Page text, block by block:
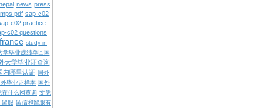
news press
pdf sap-c02
c02 practice
c02 questions
study in
学毕业成绩单回国
大学毕业证查询
内哪里认证 国外
外毕业证样本 国外
在什么网查询 文凭
留服 留信和留服有